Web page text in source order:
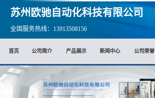
苏州欧驰自动化科技有限公司
全国服务热线：13913508156
首页 公司简介 产品展示 新闻中心 公司荣誉